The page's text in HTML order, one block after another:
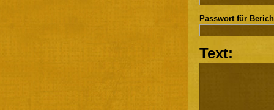
Passwort für
Text: